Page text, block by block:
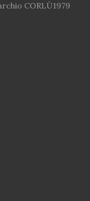
CORLÙ1979